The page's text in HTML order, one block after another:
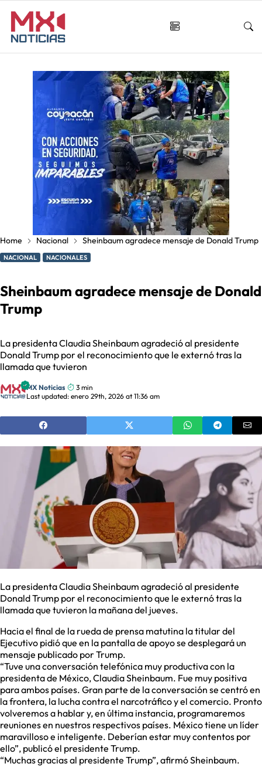
Home Nacional Sheinbaum agradece mensaje de Donald Trump
NACIONAL NACIONALES
Sheinbaum agradece mensaje de Donald
Trump
La presidenta Claudia Sheinbaum agradeció al presidente
Donald Trump por el reconocimiento que le externó tras la
llamada que tuvieron
MX Noticias
3 min
Last updated: enero 29th, 2026 at 11:36 am
La presidenta Claudia Sheinbaum agradeció al presidente
Donald Trump por el reconocimiento que le externó tras la
llamada que tuvieron la mañana del jueves.
Hacia el final de la rueda de prensa matutina la titular del
Ejecutivo pidió que en la pantalla de apoyo se desplegará un
mensaje publicado por Trump.
“Tuve una conversación telefónica muy productiva con la
presidenta de México, Claudia Sheinbaum. Fue muy positiva
para ambos países. Gran parte de la conversación se centró en
la frontera, la lucha contra el narcotráfico y el comercio. Pronto
volveremos a hablar y, en última instancia, programaremos
reuniones en nuestros respectivos países. México tiene un líder
maravilloso e inteligente. Deberían estar muy contentos por
ello”, publicó el presidente Trump.
“Muchas gracias al presidente Trump”, afirmó Sheinbaum.